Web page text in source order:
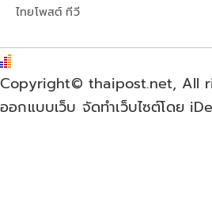
ไทยโพสต์ ทีวี
Copyright© thaipost.net, All
ออกแบบเว็บ จัดทำเว็บไซต์โดย